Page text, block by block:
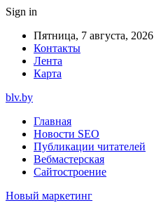
Sign in
Пятница, 7 августа, 2026
Контакты
Лента
Карта
blv.by
Главная
Новости SEO
Публикации читателей
Вебмастерская
Сайтостроение
Новый маркетинг